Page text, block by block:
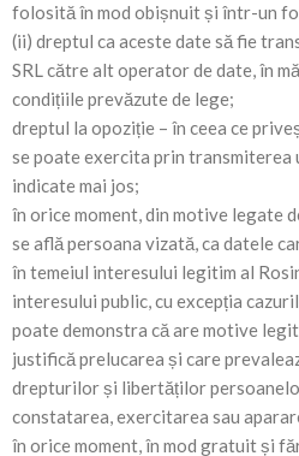
folosită în mod obișnuit și într-un
(ii) dreptul ca aceste date să fie
SRL către alt operator de date, în
condițiile prevăzute de lege;
dreptul la opoziție – în ceea ce
se poate exercita prin
indicate mai jos;
în orice moment, din motive legate
se află persoana vizată, ca datele
în temeiul interesului legitim al
interesului public, cu excepția
poate demonstra că are motive
justifică prelucarea și care
drepturilor și libertăților
constatarea, exercitarea sau
în orice moment, în mod gratuit și